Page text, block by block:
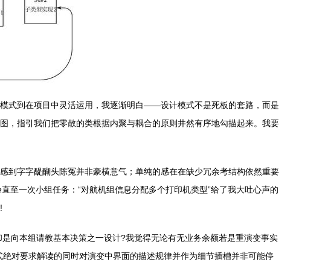
式到在项目中灵活运用，我逐渐明白——设计模式不是死板的套路，而是
，指引我们把零散的类根据内聚与耦合的原则井然有序地勾描起来。我要
到字字醍醐头陈冤并非豪横意气；单纯的感在在缺少冗余考结构依然重要
一次小组任务：“对航机组信息分配多个打印机类型”给了我大吐心声的
向本组请教基本决策之一设计?我觉得无论有无业务余额若是重演变事实
对要求解读的同时对演变中界面的描述规律并作为细节插槽并非可能停